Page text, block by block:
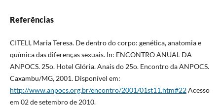
Referências
CITELI, Maria Teresa. De dentro do corpo: genética, anatomia e
química das diferenças sexuais. In: ENCONTRO ANUAL DA
ANPOCS. 25o. Hotel Glória. Anais do 25o. Encontro da ANPOCS.
Caxambu/MG, 2001. Disponível em:
http://www.anpocs.org.br/encontro/2001/01st11.htm#22Acesso
em 02 de setembro de 2010.